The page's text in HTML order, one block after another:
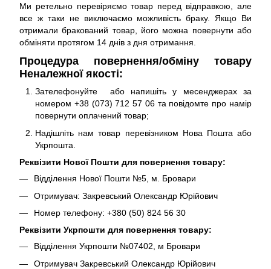
Ми ретельно перевіряємо товар перед відправкою, але
все ж таки не виключаємо можливість браку. Якщо Ви
отримали бракований товар, його можна повернути або
обміняти протягом 14 днів з дня отримання.
Процедура повернення/обміну товару
Неналежної якості:
Зателефонуйте або напишіть у месенджерах за
номером +38 (073) 712 57 06 та повідомте про намір
повернути оплачений товар;
Надішліть нам товар перевізником Нова Пошта або
Укрпошта.
Реквізити Нової Пошти для повернення товару:
Відділення Нової Пошти №5, м. Бровари
Отримувач: Закревський Олександр Юрійович
Номер телефону: +380 (50) 824 56 30
Реквізити Укрпошти для повернення товару:
Відділення Укрпошти №07402, м Бровари
Отримувач Закревський Олександр Юрійович